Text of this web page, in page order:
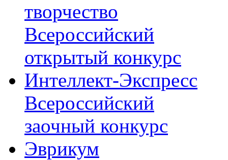
творчество
Всероссийский
открытый конкурс
Интеллект-Экспресс
Всероссийский
заочный конкурс
Эврикум